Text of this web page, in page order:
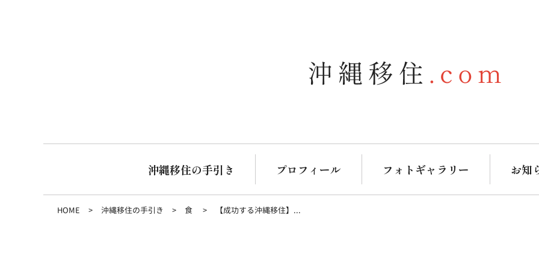
沖縄移住の手引き プロフィール フォトギャラリー お知
HOME 沖縄移住の手引き 食 【成功する沖縄移住】...